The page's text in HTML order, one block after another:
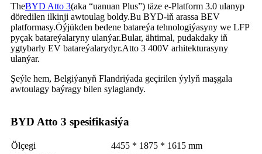
TheBYD Atto 3(aka “uanuan Plus”) täze e-Platform 3.0 ulanyp
döredilen ilkinji awtoulag boldy.Bu BYD-iň arassa BEV
platformasy.Öýjükden bedene batareýa tehnologiýasyny we LFP
pyçak batareýalaryny ulanýar.Bular, ähtimal, pudakdaky iň
ygtybarly EV batareýalarydyr.Atto 3 400V arhitekturasyny
ulanýar.
Şeýle hem, Belgiýanyň Flandriýada geçirilen ýylyň maşgala
awtoulagy baýragy bilen sylaglandy.
BYD Atto 3 spesifikasiýa
Ölçegi
4455 * 1875 * 1615 mm